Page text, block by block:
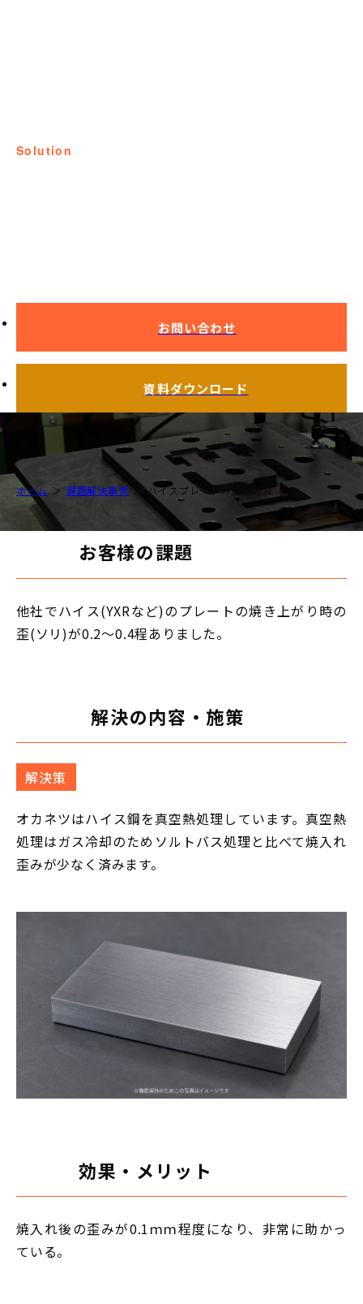
solution
お問い合わせ
資料ダウンロード
ホーム 課題解決事例 ハイスプレートの歪み軽減
お客様の課題
他社でハイス(YXRなど)のプレートの焼き上がり時の
歪(ソリ)が0.2〜0.4程ありました。
解決の内容・施策
解決策
オカネツはハイス鋼を真空熱処理しています。真空熱
処理はガス冷却のためソルトバス処理と比べて焼入れ
歪みが少なく済みます。
効果・メリット
焼入れ後の歪みが0.1ｍｍ程度になり、非常に助かっ
ている。